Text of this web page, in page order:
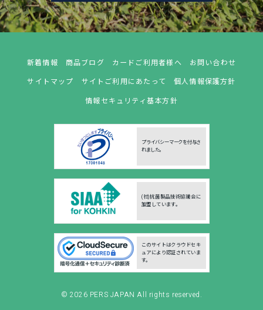
新着情報 商品ブログ カードご利用者様へ
お問い合わせ
サイトマップ
サイトご利用にあたって
個人情報保護方針
情報セキュリティ基本方針
プライバシーマークを付与さ
れました。
(社)抗菌製品技術協議会に
加盟しています。
このサイトはクラウドセキ
ュアにより認証されていま
す。
© 2026 PERS JAPANAll rights reserved.